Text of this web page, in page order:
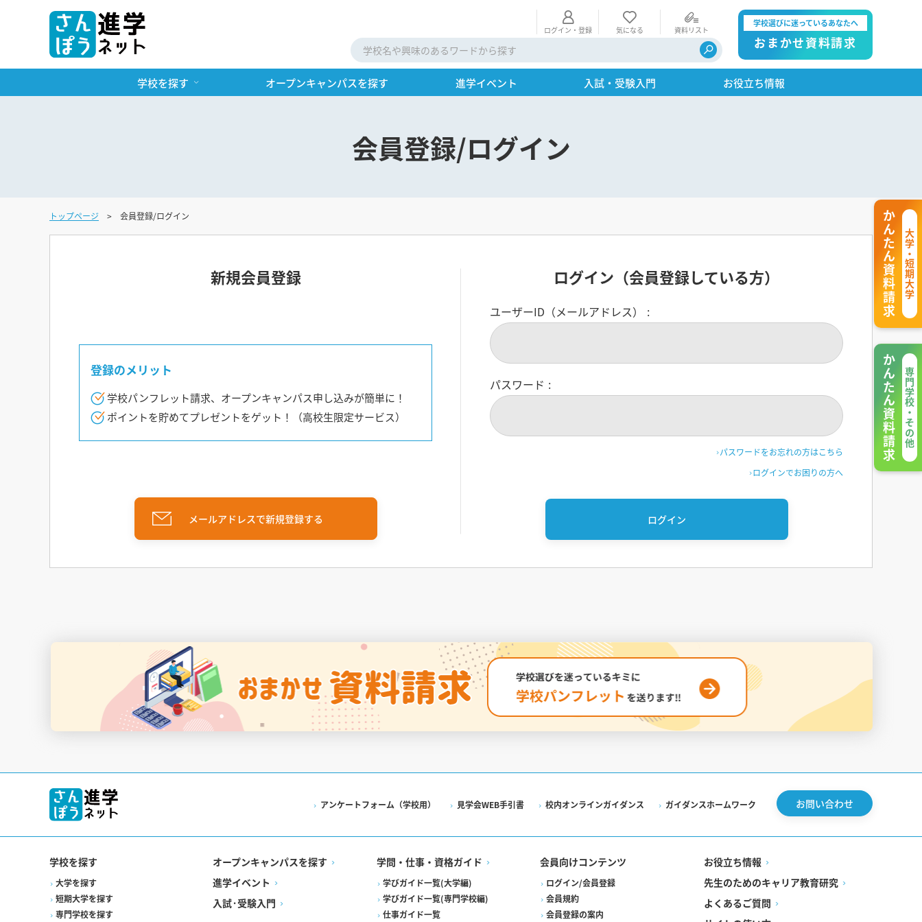
ログイン・登録 気になる 資料リスト
学校選びに迷っているあなたへ
おまかせ資料請求
学校を探す オープンキャンパスを探す 進学イベント 入試・受験入門 お役立ち情報
会員登録/ログイン
トップページ 会員登録/ログイン
新規会員登録
登録のメリット
学校パンフレット請求、オープンキャンパス申し込みが簡単に！
ポイントを貯めてプレゼントをゲット！（高校生限定サービス）
メールアドレスで新規登録する
ログイン（会員登録している方）
ユーザーID（メールアドレス）
パスワード
パスワードをお忘れの方はこちら
ログインでお困りの方へ
ログイン
大学・短期大学
かんたん資料請求
専門学校・その他
かんたん資料請求
アンケートフォーム（学校用） 見学会WEB手引書 校内オンラインガイダンス ガイダンスホームワーク お問い合わせ
学校を探す
大学を探す
短期大学を探す
専門学校を探す
オープンキャンパスを探す
進学イベント
入試·受験入門
学問・仕事・資格ガイド
学びガイド一覧(大学編)
学びガイド一覧(専門学校編)
仕事ガイド一覧
会員向けコンテンツ
ログイン/会員登録
会員規約
会員登録の案内
お役立ち情報
先生のためのキャリア教育研究
よくあるご質問